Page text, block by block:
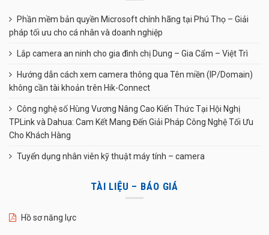
Phần mềm bản quyền Microsoft chính hãng tại Phú Thọ – Giải
pháp tối ưu cho cá nhân và doanh nghiệp
Lắp camera an ninh cho gia đình chị Dung – Gia Cẩm – Việt Trì
Hướng dẫn cách xem camera thông qua Tên miền (IP/Domain)
không cần tài khoản trên Hik-Connect
Công nghệ số Hùng Vương Nâng Cao Kiến Thức Tại Hội Nghị
TPLink và Dahua: Cam Kết Mang Đến Giải Pháp Công Nghệ Tối Ưu
Cho Khách Hàng
Tuyển dụng nhân viên kỹ thuật máy tính – camera
TÀI LIỆU – BÁO GIÁ
Hồ sơ năng lực